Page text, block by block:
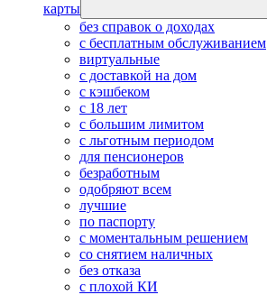
карты
без справок о доходах
с бесплатным обслуживанием
виртуальные
с доставкой на дом
с кэшбеком
с 18 лет
с большим лимитом
с льготным периодом
для пенсионеров
безработным
одобряют всем
лучшие
по паспорту
с моментальным решением
со снятием наличных
без отказа
с плохой КИ